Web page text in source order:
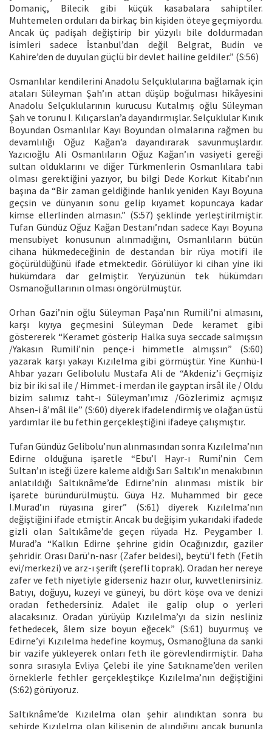
Domaniç, Bilecik gibi küçük kasabalara sahiptiler.
Muhtemelen orduları da birkaç bin kişiden öteye geçmiyordu.
Ancak üç padişah değiştirip bir yüzyılı bile doldurmadan
isimleri sadece İstanbul’dan değil Belgrat, Budin ve
Kahire’den de duyulan güçlü bir devlet hailine geldiler.” (S:56)
Osmanlılar kendilerini Anadolu Selçuklularına bağlamak için
ataları Süleyman Şah’ın attan düşüp boğulması hikâyesini
Anadolu Selçuklularının kurucusu Kutalmış oğlu Süleyman
Şah ve torunu I. Kılıçarslan’a dayandırmışlar. Selçuklular Kınık
Boyundan Osmanlılar Kayı Boyundan olmalarına rağmen bu
devamlılığı Oğuz Kağan’a dayandırarak savunmuşlardır.
Yazıcıoğlu Ali Osmanlıların Oğuz Kağan’ın vasiyeti gereği
sultan olduklarını ve diğer Türkmenlerin Osmanlılara tabi
olması gerektiğini yazıyor, bu bilgi Dede Korkut Kitabı’nın
başına da “Bir zaman geldiğinde hanlık yeniden Kayı Boyuna
geçsin ve dünyanın sonu gelip kıyamet kopuncaya kadar
kimse ellerlinden almasın.” (S:57) şeklinde yerleştirilmiştir.
Tufan Gündüz Oğuz Kağan Destanı’ndan sadece Kayı Boyuna
mensubiyet konusunun alınmadığını, Osmanlıların bütün
cihana hükmedeceğinin de destandan bir rüya motifi ile
göçürüldüğünü ifade etmektedir. Görülüyor ki cihan yine iki
hükümdara dar gelmiştir. Yeryüzünün tek hükümdarı
Osmanoğullarının olması öngörülmüştür.
Orhan Gazi’nin oğlu Süleyman Paşa’nın Rumili’ni almasını,
karşı kıyıya geçmesini Süleyman Dede keramet gibi
göstererek “Keramet gösterip Halka suya seccade salmışsın
/Yakasın Rumili’nin pençe-i himmetle almışsın” (S:60)
yazarak karşı yakayı Kızılelma gibi görmüştür. Yine Künhü-l
Ahbar yazarı Gelibolulu Mustafa Ali de “Akdeniz’i Geçmişiz
biz bir iki sal ile / Himmet-i merdan ile gayptan irsâl ile / Oldu
bizim salımız taht-ı Süleyman’ımız /Gözlerimiz açmışız
Ahsen-i â’mâl ile” (S:60) diyerek ifadelendirmiş ve olağan üstü
yardımlar ile bu fethin gerçekleştiğini ifadeye çalışmıştır.
Tufan Gündüz Gelibolu’nun alınmasından sonra Kızılelma’nın
Edirne olduğuna işaretle “Ebu’l Hayr-ı Rumi’nin Cem
Sultan’ın isteği üzere kaleme aldığı Sarı Saltık’ın menakıbının
anlatıldığı Saltıknâme’de Edirne’nin alınması mistik bir
işarete büründürülmüştü. Güya Hz. Muhammed bir gece
I.Murad’ın rüyasına girer” (S:61) diyerek Kızılelma’nın
değiştiğini ifade etmiştir. Ancak bu değişim yukarıdaki ifadede
gizli olan Saltıkâme’de geçen rüyada Hz. Peygamber I.
Murad’a “Kalkın Edirne şehrine gidin Ocağınızdır, gaziler
şehridir. Orası Darü’n-nasr (Zafer beldesi), beytü’l feth (Fetih
evi/merkezi) ve arz-ı şeriftir (şerefli toprak). Oradan her nereye
zafer ve feth niyetiyle giderseniz hazır olur, kuvvetlenirsiniz.
Batıyı, doğuyu, kuzeyi ve güneyi, bu dört köşe ova ve denizi
oradan fethedersiniz. Adalet ile galip olup o yerleri
alacaksınız. Oradan yürüyüp Kızılelma’yı da sizin nesliniz
fethedecek, âlem size boyun eğecek.” (S:61) buyurmuş ve
Edirne’yi Kızılelma hedefine koymuş, Osmanoğluna da sanki
bir vazife yükleyerek onları feth ile görevlendirmiştir. Daha
sonra sırasıyla Evliya Çelebi ile yine Satıkname’den verilen
örneklerle fethler gerçekleştikçe Kızılelma’nın değiştiğini
(S:62) görüyoruz.
Saltıknâme’de Kızılelma olan şehir alındıktan sonra bu
şehirde Kızılelma olan kilisenin de alındığını ancak bununla